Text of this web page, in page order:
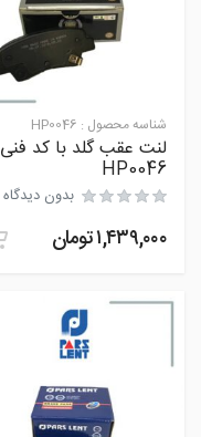
شناسه محصول : HP0046
لنت عقب گلد با کد فنی
HP0046
بدون دیدگاه
۱,۴۳۹,۰۰۰تومان